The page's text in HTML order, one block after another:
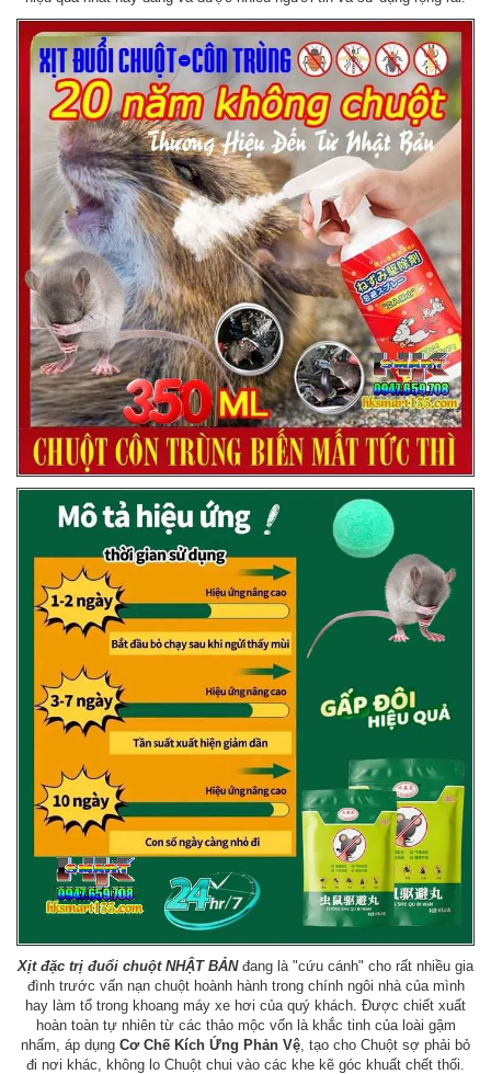
Xịt đặc trị đuổi chuột NHẬT BẢNđang là "cứu cánh" cho rất nhiều gia
đình trước vấn nạn chuột hoành hành trong chính ngôi nhà của mình
hay làm tổ trong khoang máy xe hơi của quý khách. Được chiết xuất
hoàn toàn tự nhiên từ các thảo mộc vốn là khắc tinh của loài gậm
nhấm, áp dụng Cơ Chế Kích Ứng Phản Vệ , tạo cho Chuột sợ phải bỏ
đi nơi khác, không lo Chuột chui vào các khe kẽ góc khuất chết thối.